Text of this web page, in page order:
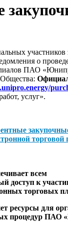
участников
о
ПАО
услуг».
всем
доступ к
торговых
ресурсы для
процедур ПАО